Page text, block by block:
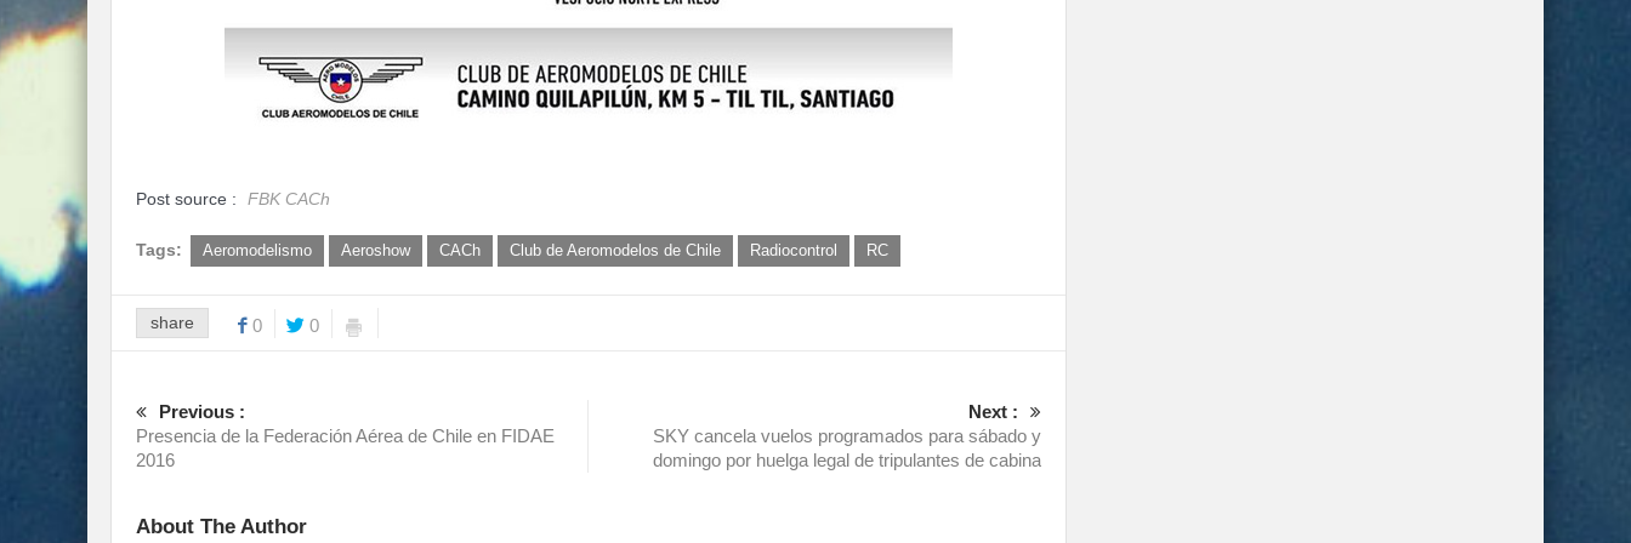
Post source : FBK CACh
Tags: Aeromodelismo Aeroshow CACh Club de Aeromodelos de Chile Radiocontrol RC
share 0 0
Previous :
Presencia de la Federación Aérea de Chile en FIDAE
2016
Next :
SKY cancela vuelos programados para sábado y
domingo por huelga legal de tripulantes de cabina
About The Author